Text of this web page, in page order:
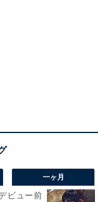
一ヶ月
ビュー前